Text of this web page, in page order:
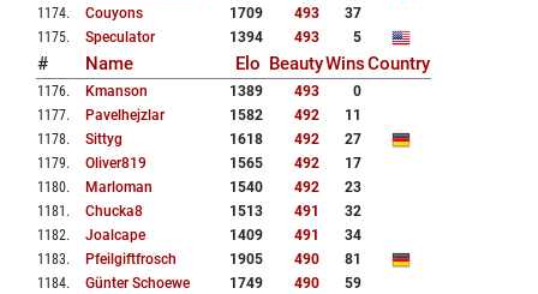
1174. Couyons 1709 493
37
1175. Speculator 1394 493 5
# Name Elo BeautyWinsCountry
1176. Kmanson 1389 493
0
1177. Pavelhejzlar 1582 492
11
1178. Sittyg 1618 492
27
1179. Oliver819 1565 492
17
1180. Marloman 1540 492
23
1181 . Chucka8 1513 491
32
1182. Joalcape 1409 491
34
1183. Pfeilgiftfrosch 1905 490
81
1184. Günter Schoewe 1749 490
59